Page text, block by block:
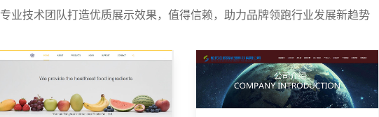
专业技术团队打造优质展示效果，值得信赖，助力品牌领跑行业发展新趋势